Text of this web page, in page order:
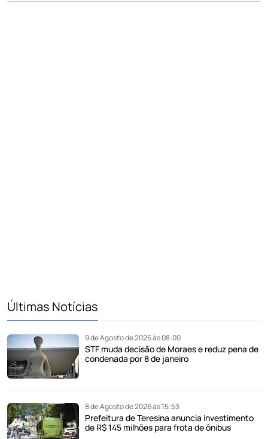
Últimas Notícias
9 de Agosto de 2026 às 08:00
STF muda decisão de Moraes e reduz pena de
condenada por 8 de janeiro
8 de Agosto de 2026 às 15:53
Prefeitura de Teresina anuncia investimento
de R$ 145 milhões para frota de ônibus